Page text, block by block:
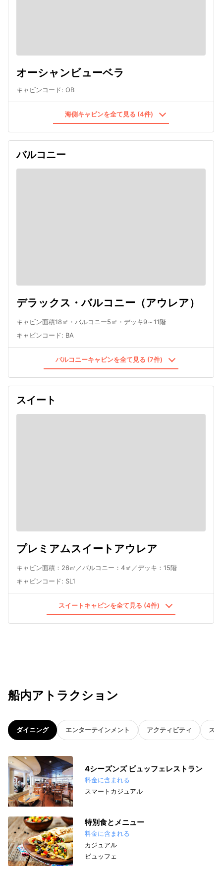
オーシャンビューベラ
キャビンコード: OB
海側キャビンを全て見る (4件)
バルコニー
デラックス・バルコニー（アウレア）
キャビン面積18㎡・バルコニー5㎡・デッキ9～11階
キャビンコード: BA
バルコニーキャビンを全て見る (7件)
スイート
プレミアムスイートアウレア
キャビン面積：26㎡／バルコニー：4㎡／デッキ：15階
キャビンコード: SL1
スイートキャビンを全て見る (4件)
船内アトラクション
ダイニング エンターテインメント アクティビティ ス
4シーズンズ ビュッフェレストラン
料金に含まれる
スマートカジュアル
特別食とメニュー
料金に含まれる
カジュアル
ビュッフェ